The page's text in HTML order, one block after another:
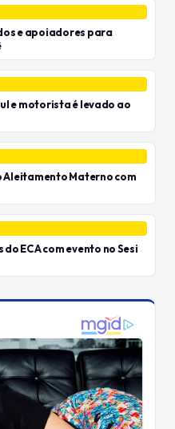
e apoiadores para
e motorista é levado ao
Aleitamento Materno com
ECA com evento no Sesi